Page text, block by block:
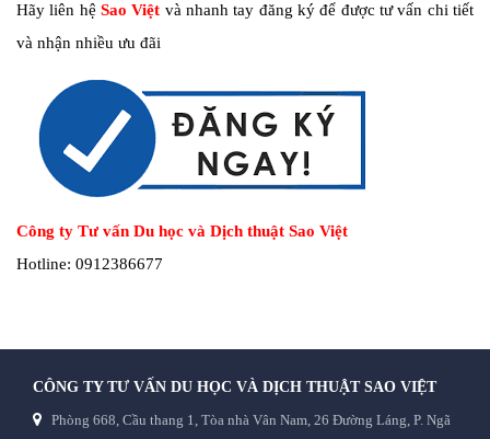
Hãy liên hệ Sao Việt và nhanh tay đăng ký để được tư vấn chi tiết
và nhận nhiều ưu đãi
Công ty Tư vấn Du học và Dịch thuật Sao Việt
Hotline: 0912386677
CÔNG TY TƯ VẤN DU HỌC VÀ DỊCH THUẬT SAO VIỆT
Phòng 668, Cầu thang 1, Tòa nhà Vân Nam, 26 Đường Láng, P. Ngã